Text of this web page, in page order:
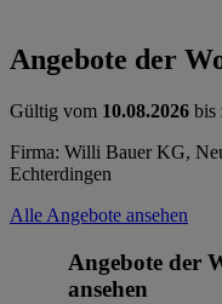
Angebote der
Gültig vom 10.08.2026 bis
Firma: Willi Bauer KG,
Echterdingen
Alle Angebote ansehen
Angebote der
ansehen